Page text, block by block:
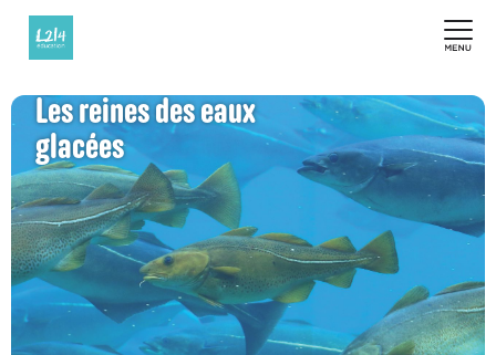
Les reines des eaux
glacées